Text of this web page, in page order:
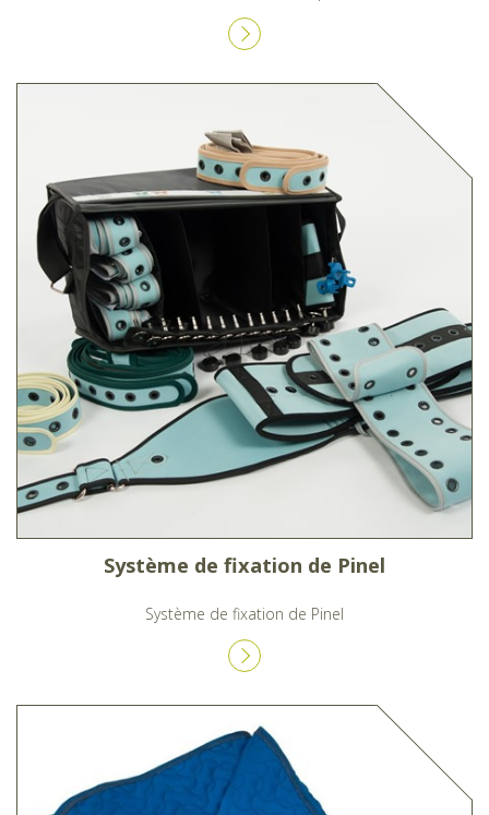
Système de fixation de Pinel
Système de fixation de Pinel